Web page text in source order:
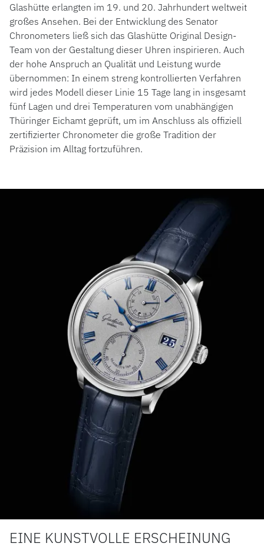
Glashütte erlangten im 19. und 20. Jahrhundert weltweit
großes Ansehen. Bei der Entwicklung des Senator
Chronometers ließ sich das Glashütte Original Design-
Team von der Gestaltung dieser Uhren inspirieren. Auch
der hohe Anspruch an Qualität und Leistung wurde
übernommen: In einem streng kontrollierten Verfahren
wird jedes Modell dieser Linie 15 Tage lang in insgesamt
fünf Lagen und drei Temperaturen vom unabhängigen
Thüringer Eichamt geprüft, um im Anschluss als offiziell
zertifizierter Chronometer die große Tradition der
Präzision im Alltag fortzuführen.
EINE KUNSTVOLLE ERSCHEINUNG